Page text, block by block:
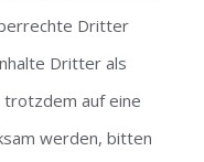
Dritter
Dritter als
trotzdem auf eine
werden, bitten